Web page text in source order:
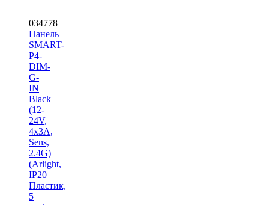
034778
Панель
SMART-
P4-
DIM-
G-
IN
Black
(12-
24V,
4x3A,
Sens,
2.4G)
(Arlight,
IP20
Пластик,
5